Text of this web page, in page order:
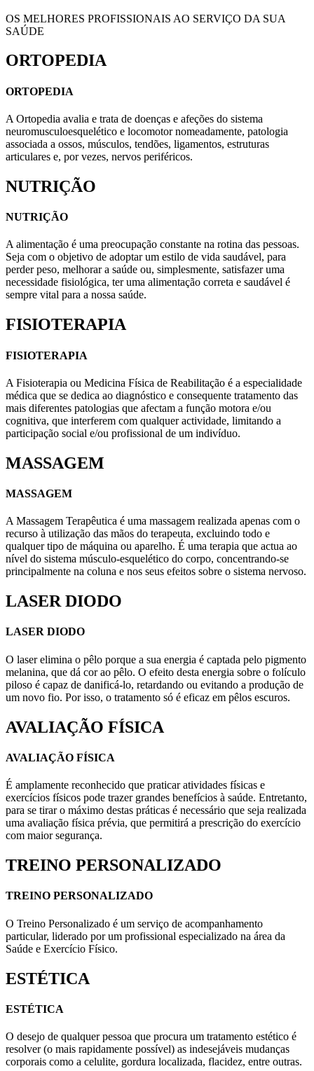
OS MELHORES PROFISSIONAIS AO SERVIÇO DA SUA
SAÚDE
ORTOPEDIA
ORTOPEDIA
A Ortopedia avalia e trata de doenças e afeções do sistema
neuromusculoesquelético e locomotor nomeadamente, patologia
associada a ossos, músculos, tendões, ligamentos, estruturas
articulares e, por vezes, nervos periféricos.
NUTRIÇÃO
NUTRIÇÃO
A alimentação é uma preocupação constante na rotina das pessoas.
Seja com o objetivo de adoptar um estilo de vida saudável, para
perder peso, melhorar a saúde ou, simplesmente, satisfazer uma
necessidade fisiológica, ter uma alimentação correta e saudável é
sempre vital para a nossa saúde.
FISIOTERAPIA
FISIOTERAPIA
A Fisioterapia ou Medicina Física de Reabilitação é a especialidade
médica que se dedica ao diagnóstico e consequente tratamento das
mais diferentes patologias que afectam a função motora e/ou
cognitiva, que interferem com qualquer actividade, limitando a
participação social e/ou profissional de um indivíduo.
MASSAGEM
MASSAGEM
A Massagem Terapêutica é uma massagem realizada apenas com o
recurso à utilização das mãos do terapeuta, excluindo todo e
qualquer tipo de máquina ou aparelho. É uma terapia que actua ao
nível do sistema músculo-esquelético do corpo, concentrando-se
principalmente na coluna e nos seus efeitos sobre o sistema nervoso.
LASER DIODO
LASER DIODO
O laser elimina o pêlo porque a sua energia é captada pelo pigmento
melanina, que dá cor ao pêlo. O efeito desta energia sobre o folículo
piloso é capaz de danificá-lo, retardando ou evitando a produção de
um novo fio. Por isso, o tratamento só é eficaz em pêlos escuros.
AVALIAÇÃO FÍSICA
AVALIAÇÃO FÍSICA
É amplamente reconhecido que praticar atividades físicas e
exercícios físicos pode trazer grandes benefícios à saúde. Entretanto,
para se tirar o máximo destas práticas é necessário que seja realizada
uma avaliação física prévia, que permitirá a prescrição do exercício
com maior segurança.
TREINO PERSONALIZADO
TREINO PERSONALIZADO
O Treino Personalizado é um serviço de acompanhamento
particular, liderado por um profissional especializado na área da
Saúde e Exercício Físico.
ESTÉTICA
ESTÉTICA
O desejo de qualquer pessoa que procura um tratamento estético é
resolver (o mais rapidamente possível) as indesejáveis mudanças
corporais como a celulite, gordura localizada, flacidez, entre outras.